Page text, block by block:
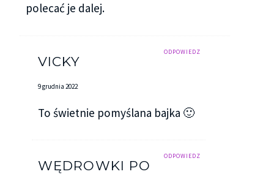
polecać je dalej.
ODPOWIEDZ
VICKY
9 grudnia 2022
To świetnie pomyślana bajka 🙂
ODPOWIEDZ
WĘDROWKI PO